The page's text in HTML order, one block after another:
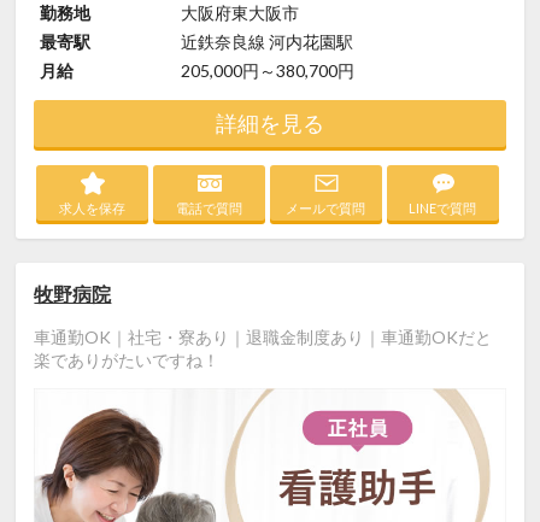
勤務地
大阪府東大阪市
最寄駅
近鉄奈良線 河内花園駅
月給
205,000円～380,700円
詳細を見る
求人を保存 電話で質問 メールで質問 LINEで質問
牧野病院
車通勤OK｜社宅・寮あり｜退職金制度あり｜車通勤OKだと
楽でありがたいですね！